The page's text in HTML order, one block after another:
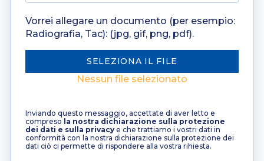
Vorrei allegare un documento (per esempio:
Radiografia, Tac): (jpg, gif, png, pdf).
SELEZIONA IL FILE
Nessun file selezionato
Inviando questo messaggio, accettate di aver letto e
compreso la nostra dichiarazione sulla protezione
dei dati e sulla privacy e che trattiamo i vostri dati in
conformità con la nostra dichiarazione sulla protezione dei
dati ciò ci permette di rispondere alla vostra rihiesta.